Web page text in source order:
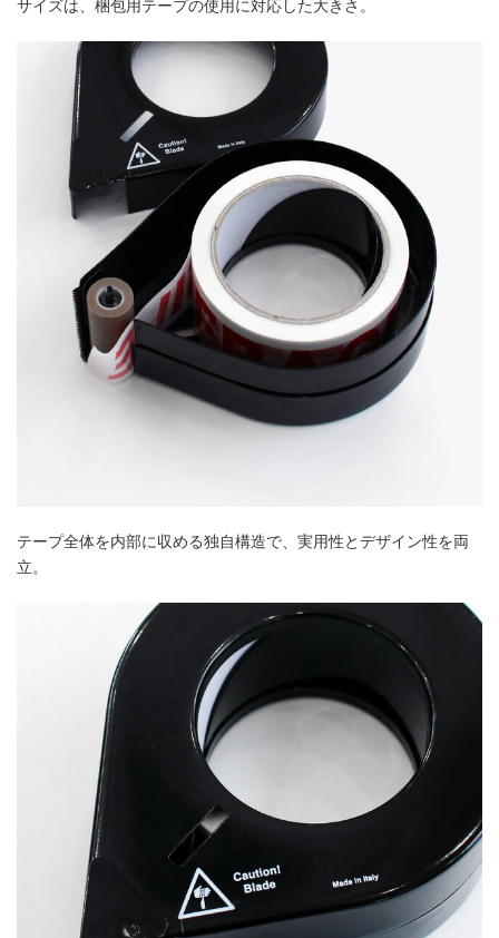
サイズは、梱包用テープの使用に対応した大きさ。
テープ全体を内部に収める独自構造で、実用性とデザイン性を両
立。